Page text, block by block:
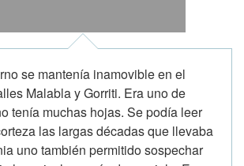
se mantenía inamovible en el
Malabla y Gorriti. Era uno de
tenía muchas hojas. Se podía leer
las largas décadas que llevaba
uno también permitido sospechar